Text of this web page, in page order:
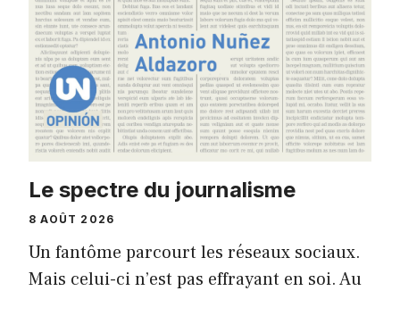
Le spectre du journalisme
8 AOÛT 2026
Un fantôme parcourt les réseaux sociaux.
Mais celui-ci n’est pas effrayant en soi. Au